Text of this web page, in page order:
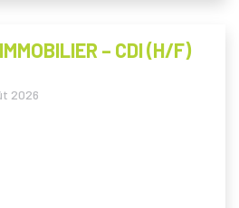
– CDI (H/F)
2026